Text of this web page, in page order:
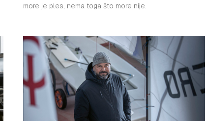
more je ples, nema toga što more nije.